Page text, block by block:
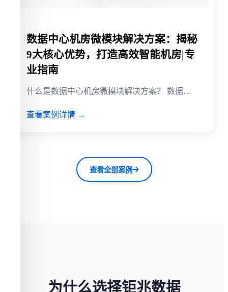
数据中心机房微模块解决方案：揭秘
9大核心优势，打造高效智能机房|专
业指南
什么是数据中心机房微模块解决方案？ 数据…
查看案例详情 →
查看全部案例
为什么选择钜兆数据